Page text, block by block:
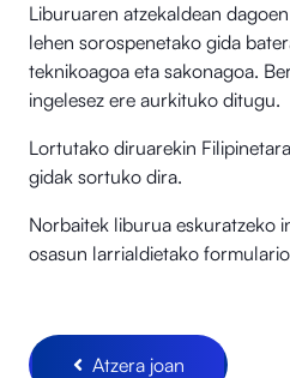
Liburuaren atzekaldean
lehen sorospenetako gida
teknikoagoa eta sakonagoa.
ingelesez ere aurkituko ditugu.
Lortutako diruarekin
gidak sortuko dira.
Norbaitek liburua eskuratzeko
osasun larrialdietako
Atzera joan